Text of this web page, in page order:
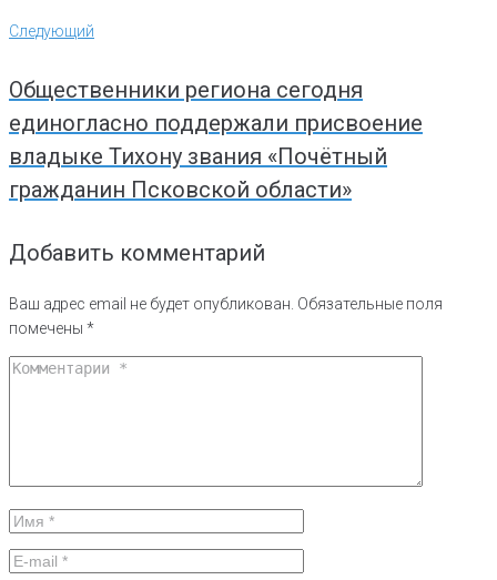
Следующий
Следующий
Общественники региона сегодня
единогласно поддержали присвоение
владыке Тихону звания «Почётный
гражданин Псковской области»
Добавить комментарий
Ваш адрес email не будет опубликован. Обязательные поля
помечены *